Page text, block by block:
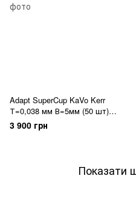
Adapt SuperCup KaVo Kerr
Т=0,038 мм В=5мм (50 шт)
матриці на котушках
3 900 грн
Показати